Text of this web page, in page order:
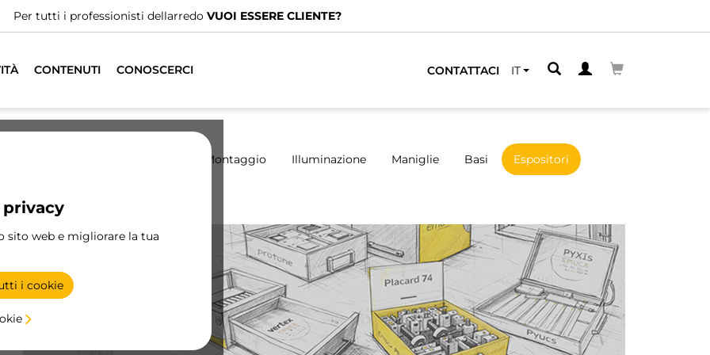
Per tutti i professionisti dellarredo VUOI ESSERE CLIENTE?
CONTENUTI CONOSCERCI CONTATTACI IT
sito web e migliorare la tua
i cookie
Montaggio Illuminazione Maniglie Basi Espositori